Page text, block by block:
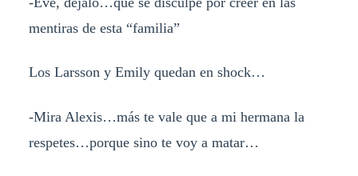
mentiras de esta “familia”
Los Larsson y Emily quedan en shock…
-Mira Alexis…más te vale que a mi hermana la
respetes…porque sino te voy a matar…